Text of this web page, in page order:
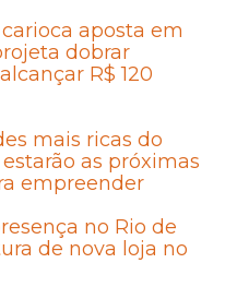
aposta em
dobrar
R$ 120
mais ricas do
as próximas
empreender
no Rio de
de nova loja no